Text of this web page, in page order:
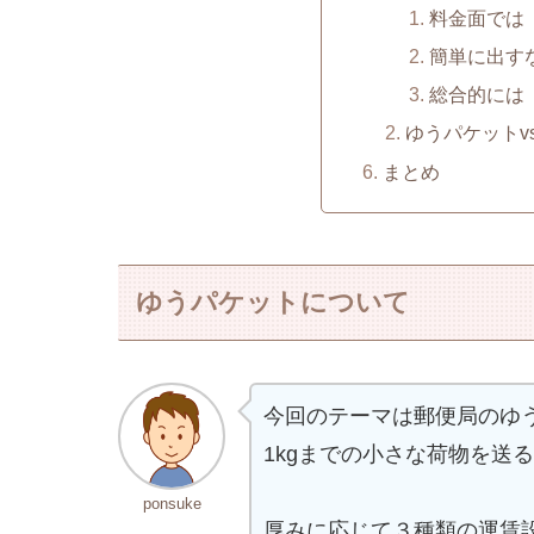
料金面では
簡単に出す
総合的には
ゆうパケット
まとめ
ゆうパケットについて
ponsuke
今回のテーマは郵便局のゆ
1kgまでの小さな荷物を送